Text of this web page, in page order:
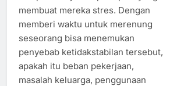
membuat mereka stres. Dengan
memberi waktu untuk merenung
seseorang bisa menemukan
penyebab ketidakstabilan tersebut,
apakah itu beban pekerjaan,
masalah keluarga, penggunaan